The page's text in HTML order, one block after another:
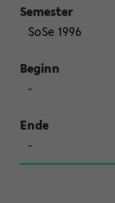
SoSe 1996
-
-